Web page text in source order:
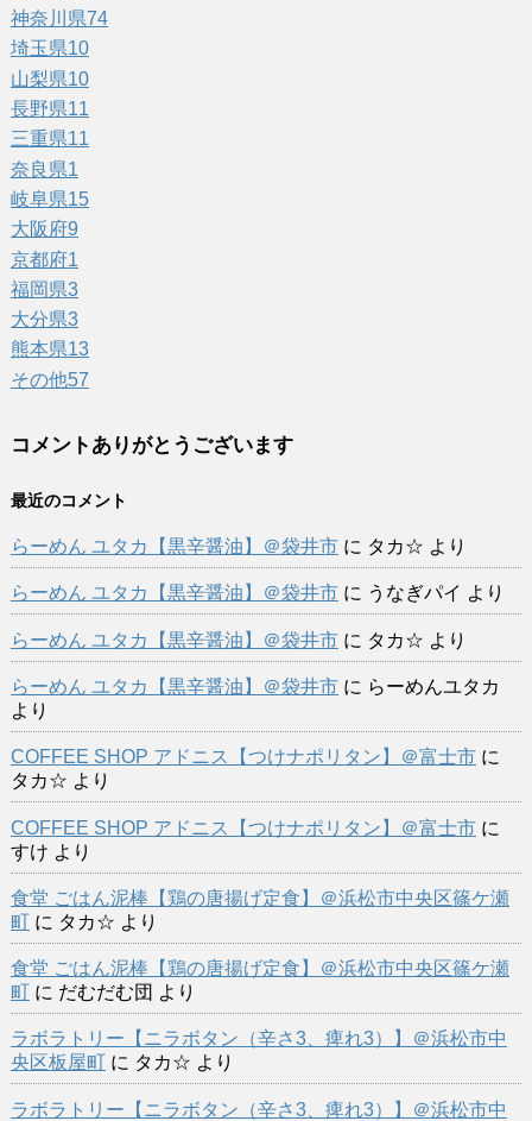
神奈川県74
埼玉県10
山梨県10
長野県11
三重県11
奈良県1
岐阜県15
大阪府9
京都府1
福岡県3
大分県3
熊本県13
その他57
コメントありがとうございます
最近のコメント
らーめん ユタカ【黒辛醤油】＠袋井市に タカ☆ より
らーめん ユタカ【黒辛醤油】＠袋井市に うなぎパイ より
らーめん ユタカ【黒辛醤油】＠袋井市に タカ☆ より
らーめん ユタカ【黒辛醤油】＠袋井市に らーめんユタカ
より
COFFEE SHOP アドニス【つけナポリタン】＠富士市に
タカ☆ より
COFFEE SHOP アドニス【つけナポリタン】＠富士市に
すけ より
食堂 ごはん泥棒【鶏の唐揚げ定食】＠浜松市中央区篠ケ瀬
町に タカ☆ より
食堂 ごはん泥棒【鶏の唐揚げ定食】＠浜松市中央区篠ケ瀬
町に だむだむ団 より
ラボラトリー【ニラボタン（辛さ3、痺れ3）】＠浜松市中
央区板屋町に タカ☆ より
ラボラトリー【ニラボタン（辛さ3、痺れ3）】＠浜松市中